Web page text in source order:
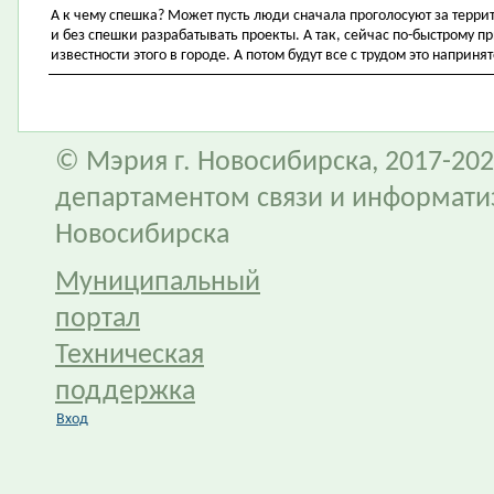
А к чему спешка? Может пусть люди сначала проголосуют за
и без спешки разрабатывать проекты. А так, сейчас по-быстрому
известности этого в городе. А потом будут все с трудом это
© Мэрия г. Новосибирска, 2017-
департаментом связи и
Новосибирска
Муниципальный
портал
Техническая
поддержка
Вход